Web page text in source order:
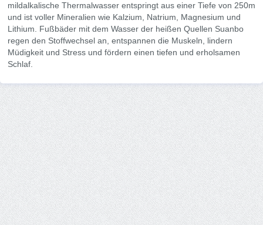
mildalkalische Thermalwasser entspringt aus einer Tiefe von 250m
und ist voller Mineralien wie Kalzium, Natrium, Magnesium und
Lithium. Fußbäder mit dem Wasser der heißen Quellen Suanbo
regen den Stoffwechsel an, entspannen die Muskeln, lindern
Müdigkeit und Stress und fördern einen tiefen und erholsamen
Schlaf.